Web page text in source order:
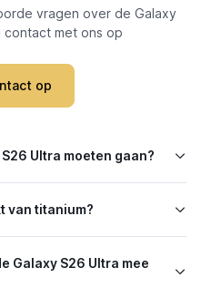
vragen over de Galaxy
contact met ons op
op
Ultra moeten gaan?
van titanium?
Galaxy S26 Ultra mee